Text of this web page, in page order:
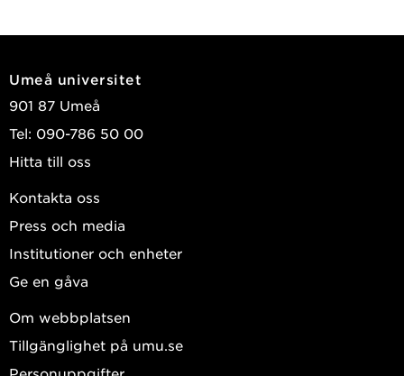
Umeå universitet
901 87 Umeå
Tel: 090-786 50 00
Hitta till oss
Kontakta oss
Press och media
Institutioner och enheter
Ge en gåva
Om webbplatsen
Tillgänglighet på umu.se